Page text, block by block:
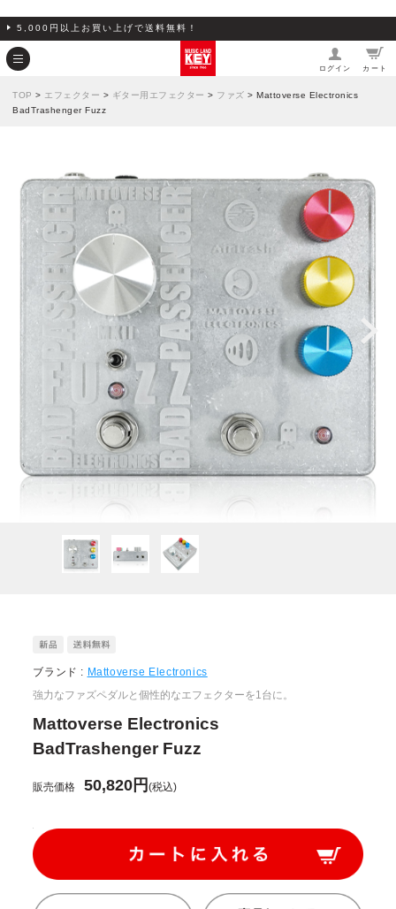
5,000円以上お買い上げで送料無料！
ログイン カート
TOP > エフェクター > ギター用エフェクター > ファズ > Mattoverse Electronics
BadTrashenger Fuzz
ブランド : Mattoverse Electronics
強力なファズペダルと個性的なエフェクターを1台に。
Mattoverse Electronics
BadTrashenger Fuzz
販売価格 50,820円(税込)